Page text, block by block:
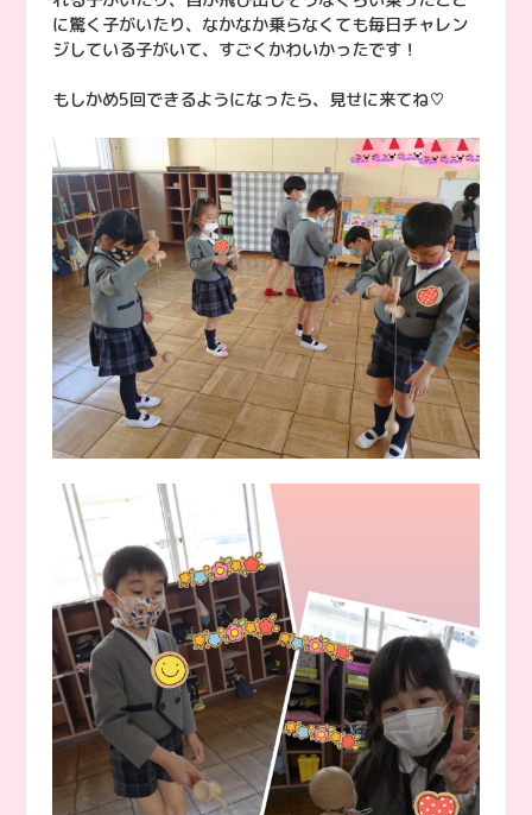
に驚く子がいたり、なかなか乗らなくても毎日チャレン
ジしている子がいて、すごくかわいかったです！
もしかめ5回できるようになったら、見せに来てね♡